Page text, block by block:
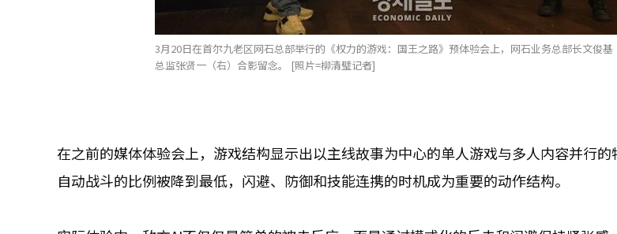
3月20日在首尔九老区网石总部举行的《权力的游戏：国王之路》预体验会上，网石业务总部长文俊基
总监张贤一（右）合影留念。 [照片=柳清璧记者]
在之前的媒体体验会上，游戏结构显示出以主线故事为中心的单人游戏与多人内容并行的
自动战斗的比例被降到最低，闪避、防御和技能连携的时机成为重要的动作结构。